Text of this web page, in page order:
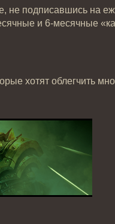
не подписавшись на
и 6-месячные
хотят облегчить